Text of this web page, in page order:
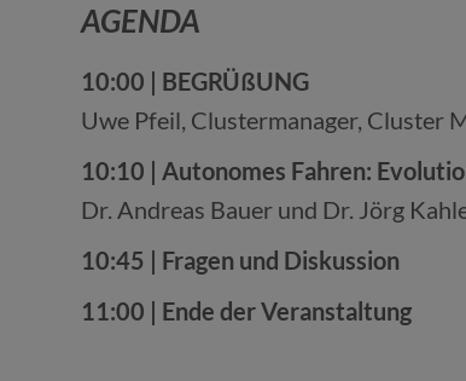
AGENDA
10:00 | BEGRÜßUNG
Uwe Pfeil, Clustermanager, Cluster
10:10 | Autonomes Fahren:
Dr. Andreas Bauer und Dr. Jörg
10:45 | Fragen und Diskussion
11:00 | Ende der Veranstaltung